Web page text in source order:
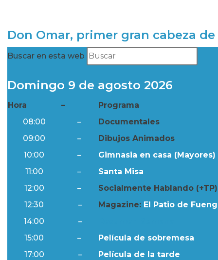
Don Omar, primer gran cabeza
Buscar en esta web
Domingo 9 de agosto 2026
Hora –
Programa
08:00
–
Documentales
09:00
–
Dibujos Animados
10:00
–
Gimnasia en casa (Mayores)
11:00
–
Santa Misa
12:00
–
Socialmente Hablando (+TP)
12:30
– Magazine: El Patio de
14:00
–
15:00
–
Película de sobremesa
17:00
–
Película de la tarde